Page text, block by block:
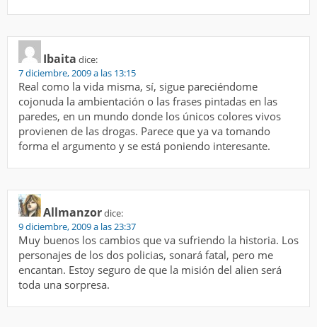
Ibaita dice:
7 diciembre, 2009 a las 13:15
Real como la vida misma, sí, sigue pareciéndome
cojonuda la ambientación o las frases pintadas en las
paredes, en un mundo donde los únicos colores vivos
provienen de las drogas. Parece que ya va tomando
forma el argumento y se está poniendo interesante.
Allmanzordice:
9 diciembre, 2009 a las 23:37
Muy buenos los cambios que va sufriendo la historia. Los
personajes de los dos policias, sonará fatal, pero me
encantan. Estoy seguro de que la misión del alien será
toda una sorpresa.